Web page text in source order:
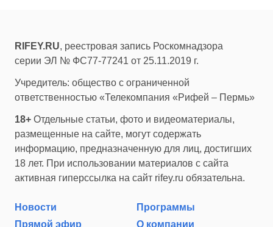
RIFEY.RU, реестровая запись Роскомнадзора
серии ЭЛ № ФС77-77241 от 25.11.2019 г.
Учредитель: общество с ограниченной
ответственностью «Телекомпания «Рифей – Пермь»
18+ Отдельные статьи, фото и видеоматериалы,
размещенные на сайте, могут содержать
информацию, предназначенную для лиц, достигших
18 лет. При использовании материалов с сайта
активная гиперссылка на сайт rifey.ru обязательна.
Новости
Программы
Прямой эфир
О компании